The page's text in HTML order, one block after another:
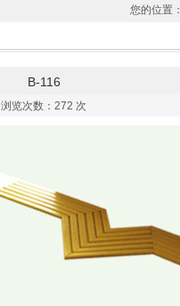
您的位置：
B-116
浏览次数： 272 次